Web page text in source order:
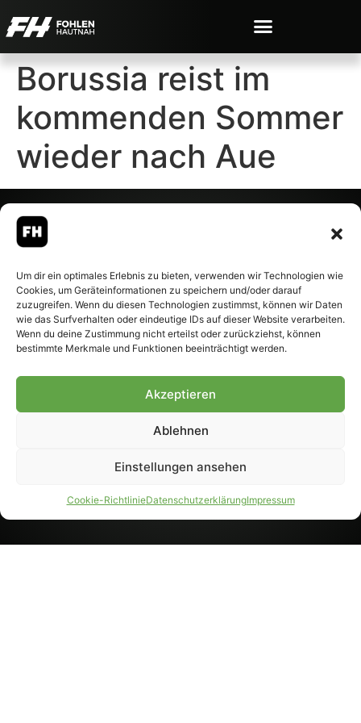
Um dir ein optimales Erlebnis zu bieten, verwenden wir Technologien wie
Cookies, um Geräteinformationen zu speichern und/oder darauf
zuzugreifen. Wenn du diesen Technologien zustimmst, können wir Daten
wie das Surfverhalten oder eindeutige IDs auf dieser Website verarbeiten.
Wenn du deine Zustimmung nicht erteilst oder zurückziehst, können
bestimmte Merkmale und Funktionen beeinträchtigt werden.
Akzeptieren
Ablehnen
Einstellungen ansehen
Cookie-RichtlinieDatenschutzerklärungImpressum
Borussia reist im
kommenden Sommer
wieder nach Aue
– Alle rechte vorbehalten.
Fohlen-Hautnah.de ist ein
offiziell eingetragenes Magazin
bei der Deutschen
Nationalbibliothek (ISSN 1868-
Weiterverarbeitung, auch
Genehmigung.
PARTNER WERDEN
AGB